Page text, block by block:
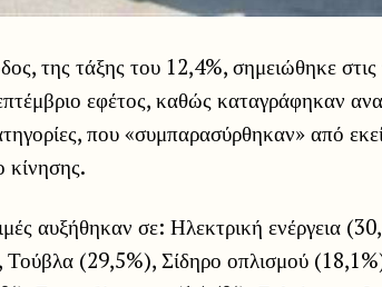
της τάξης του 12,4%, σημειώθηκε
εφέτος, καθώς καταγράφηκαν
που «συμπαρασύρθηκαν» από
κίνησης.
αυξήθηκαν σε: Ηλεκτρική ενέργεια
(29,5%), Σίδηρο οπλισμού